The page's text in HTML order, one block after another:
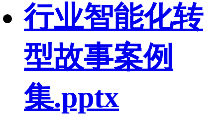
行业智能化转
型故事案例
集.pptx